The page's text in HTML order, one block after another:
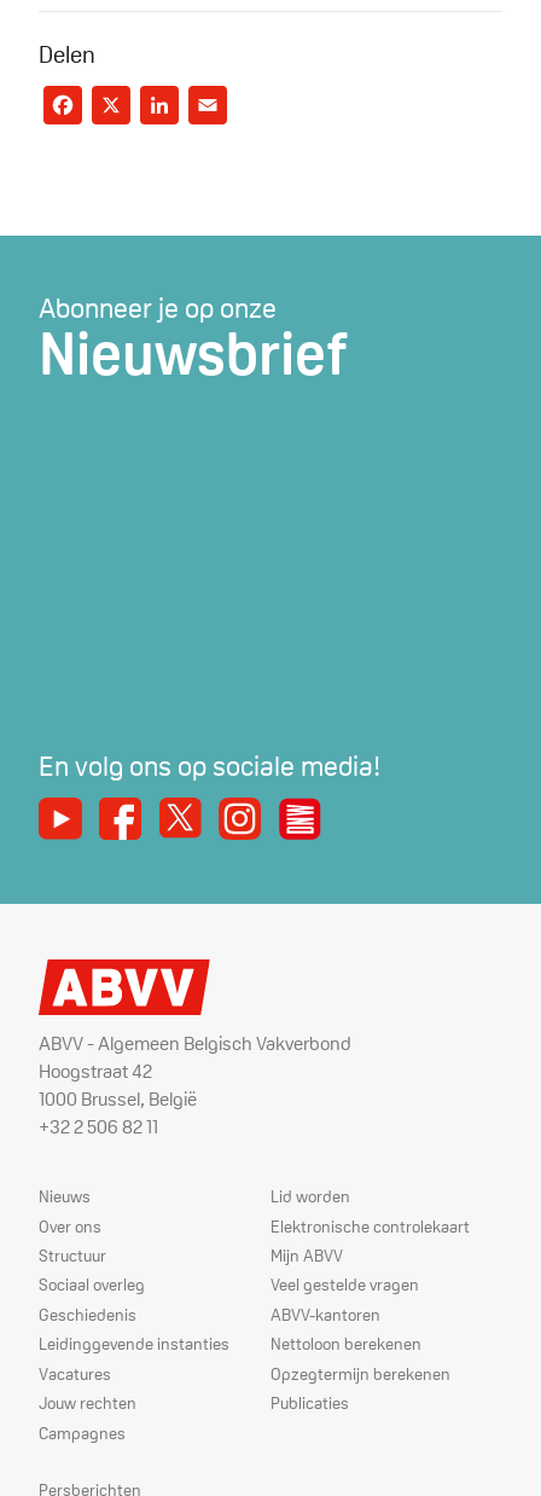
Delen
Facebook
X LinkedIn
Abonneer je op onze
Nieuwsbrief
En volg ons op sociale media!
YoutubeFacebook
X InstagramDe Nieuwe Werker
ABVV - Algemeen Belgisch Vakverbond
Hoogstraat 42
1000 Brussel, België
+32 2 506 82 11
Sitemap
Nieuws
Over ons
Structuur
Sociaal overleg
Geschiedenis
Leidinggevende instanties
Vacatures
Jouw rechten
Campagnes
Dienstverlening
Lid worden
Elektronische controlekaart
Mijn ABVV
Veel gestelde vragen
ABVV-kantoren
Nettoloon berekenen
Opzegtermijn berekenen
Publicaties
Prioriteiten
Persberichten